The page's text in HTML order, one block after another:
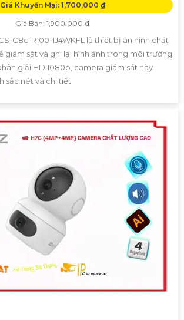
Giá Khuyến Mại: 1,700,000 ₫
Giá Bán: 1,900,000 ₫
C8c-R100-1J4WKFL là thiết bị an ninh chất
giám sát và ghi lại hình ảnh trong môi trường
giải HD 1080p, camera giám sát này
sắc nét và chi tiết